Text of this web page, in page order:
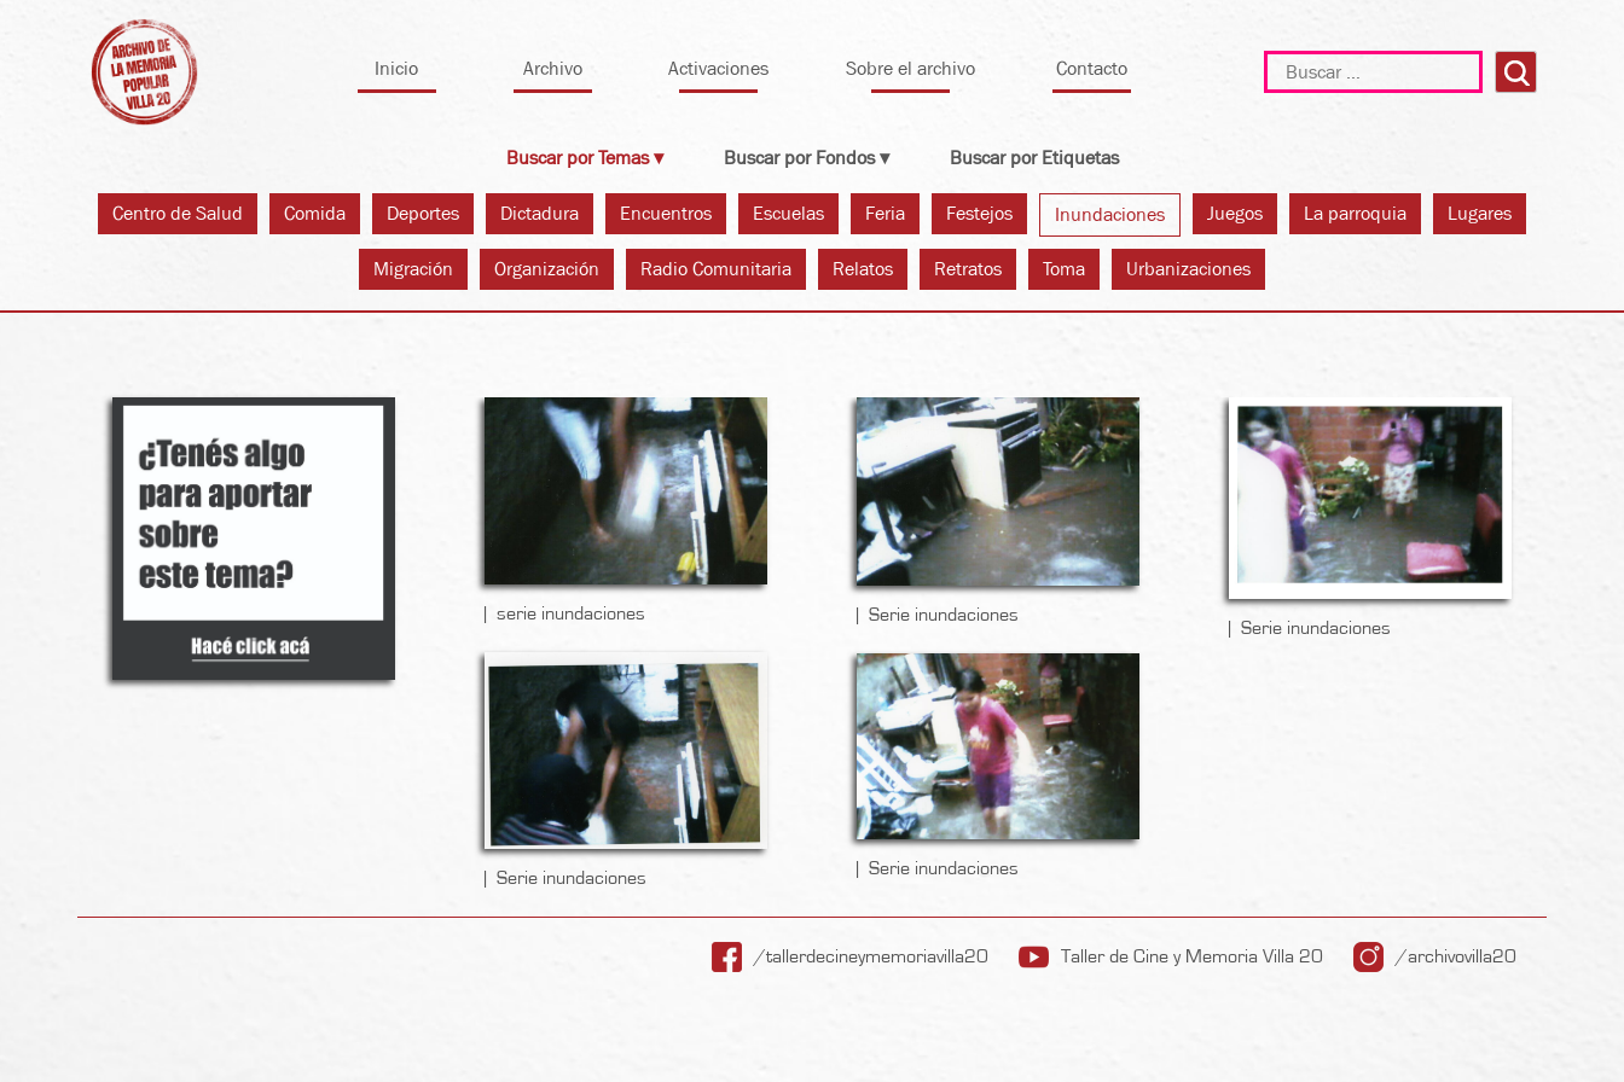
Inicio Archivo Activaciones Sobre el archivo Contacto Buscar:
Buscar por Temas ▾ Buscar por Fondos ▾ Buscar por Etiquetas
Centro de Salud Comida Deportes Dictadura Encuentros Escuelas Feria Festejos Inundaciones Juegos La parroquia Lugares
Migración Organización Radio Comunitaria Relatos Retratos Toma Urbanizaciones
serie inundaciones
Serie inundaciones
Serie inundaciones
Serie inundaciones
Serie inundaciones
/tallerdecineymemoriavilla20 Taller de Cine y Memoria Villa 20 /archivovilla20